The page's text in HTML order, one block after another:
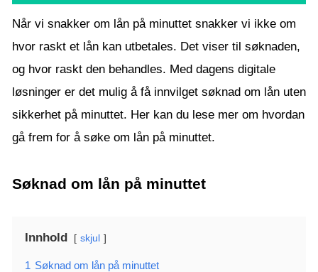
Når vi snakker om lån på minuttet snakker vi ikke om
hvor raskt et lån kan utbetales. Det viser til søknaden,
og hvor raskt den behandles. Med dagens digitale
løsninger er det mulig å få innvilget søknad om lån uten
sikkerhet på minuttet. Her kan du lese mer om hvordan
gå frem for å søke om lån på minuttet.
Søknad om lån på minuttet
Innhold skjul
1 Søknad om lån på minuttet